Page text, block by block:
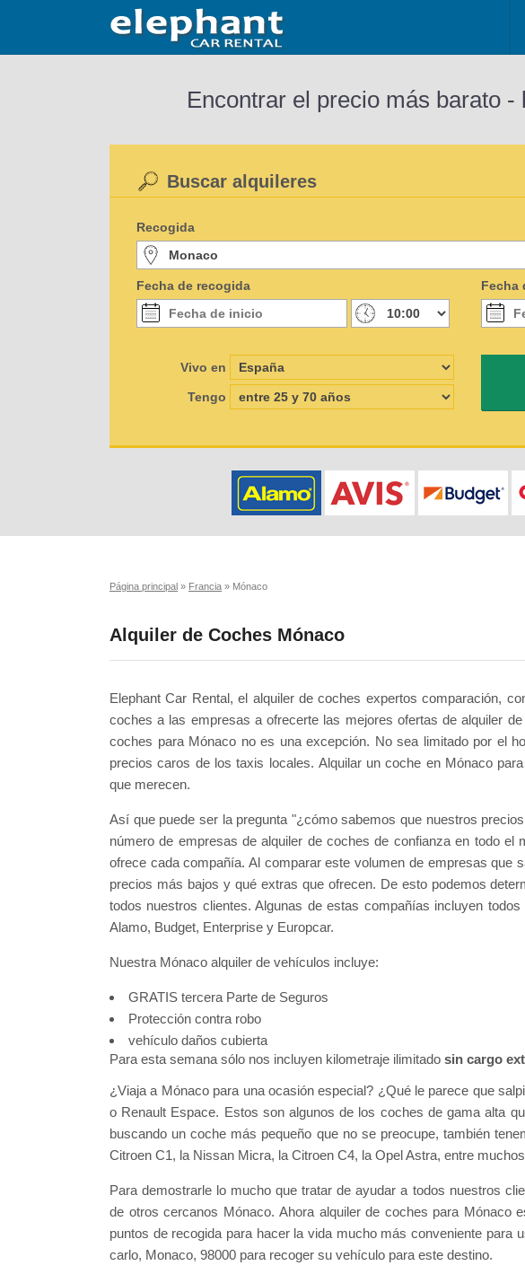
Encontrar el precio más barato
Buscar alquileres
Recogida
Fecha de recogida Fecha
Vivo en
Tengo
Página principal » Francia » Mónaco
Alquiler de Coches Mónaco
Elephant Car Rental, el alquiler de coches expertos comparación,
coches a las empresas a ofrecerte las mejores ofertas de alquiler
coches para Mónaco no es una excepción. No sea limitado por el
precios caros de los taxis locales. Alquilar un coche en Mónaco
que merecen.
Así que puede ser la pregunta "¿cómo sabemos que nuestros
número de empresas de alquiler de coches de confianza en todo
ofrece cada compañía. Al comparar este volumen de empresas que
precios más bajos y qué extras que ofrecen. De esto podemos
todos nuestros clientes. Algunas de estas compañías incluyen
Alamo, Budget, Enterprise y Europcar.
Nuestra Mónaco alquiler de vehículos incluye:
GRATIS tercera Parte de Seguros
Protección contra robo
vehículo daños cubierta
Para esta semana sólo nos incluyen kilometraje ilimitado sin cargo
¿Viaja a Mónaco para una ocasión especial? ¿Qué le parece que
o Renault Espace. Estos son algunos de los coches de gama alta
buscando un coche más pequeño que no se preocupe, también
Citroen C1, la Nissan Micra, la Citroen C4, la Opel Astra, entre
Para demostrarle lo mucho que tratar de ayudar a todos nuestros
de otros cercanos Mónaco. Ahora alquiler de coches para Mónaco
puntos de recogida para hacer la vida mucho más conveniente para
carlo, Monaco, 98000 para recoger su vehículo para este destino.